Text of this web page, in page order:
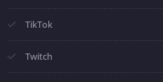
TikTok
Twitch